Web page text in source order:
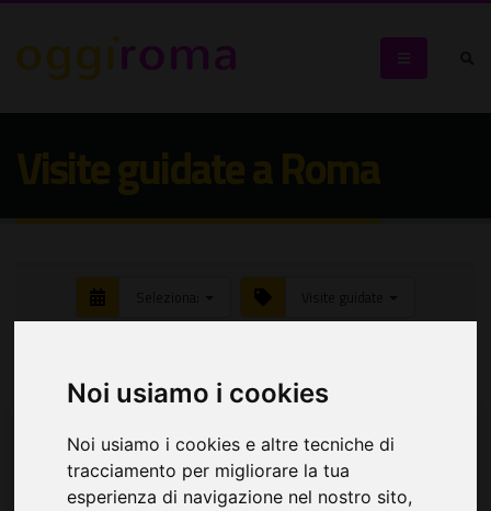
Noi usiamo i cookies
Noi usiamo i cookies e altre tecniche di
tracciamento per migliorare la tua
esperienza di navigazione nel nostro sito,